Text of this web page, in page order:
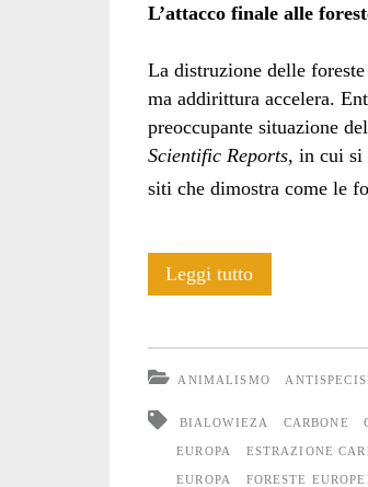
L’attacco finale alle
La distruzione delle
ma addirittura accelera.
preoccupante situazione
Scientific Reports, in cui si
siti che dimostra come le
Leggi tuttoIl
ANIMALISMO
BIALOWIEZA CARBONE
EUROPA ESTRAZIONE
EUROPA FORESTE